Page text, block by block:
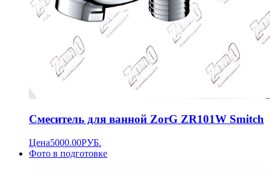
Смеситель для ванной ZorG ZR101W Smitch
Цена5000.00РУБ.
Фото в подготовке